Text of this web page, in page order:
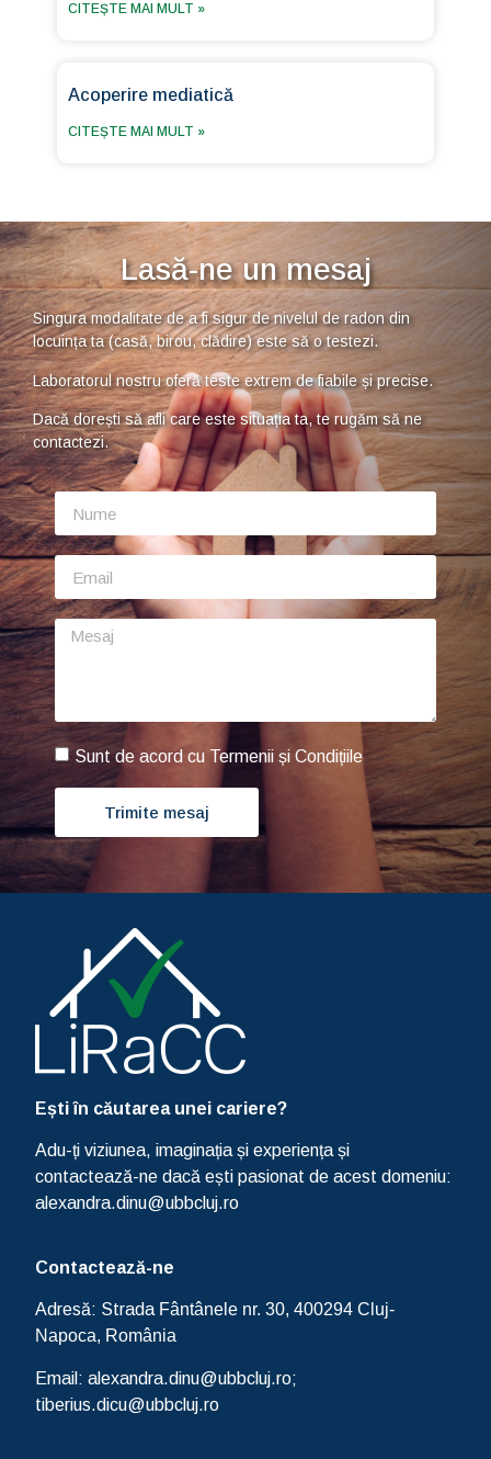
CITEȘTE MAI MULT »
Acoperire mediatică
CITEȘTE MAI MULT »
Lasă-ne un mesaj
Singura modalitate de a fi sigur de nivelul de radon din
locuința ta (casă, birou, clădire) este să o testezi.
Laboratorul nostru oferă teste extrem de fiabile și precise.
Dacă dorești să afli care este situația ta, te rugăm să ne
contactezi.
Sunt de acord cu Termenii și Condițiile
Trimite mesaj
Ești în căutarea unei cariere?
Adu-ți viziunea, imaginația și experiența și
contactează-ne dacă ești pasionat de acest domeniu:
alexandra.dinu@ubbcluj.ro
Contactează-ne
Adresă: Strada Fântânele nr. 30, 400294 Cluj-
Napoca, România
Email:alexandra.dinu@ubbcluj.ro;
tiberius.dicu@ubbcluj.ro